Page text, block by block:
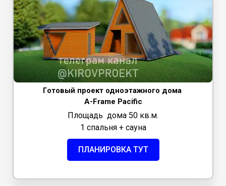
Готовый проект одноэтажного дома
A-Frame Pacific
Площадь дома 50 кв.м.
1 спальня + сауна
ПЛАНИРОВКА ТУТ